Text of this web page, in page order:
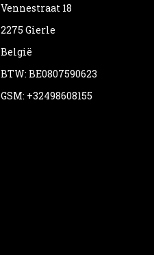
Vennestraat 18
2275 Gierle
België
BTW: BE0807590623
GSM: +32498608155